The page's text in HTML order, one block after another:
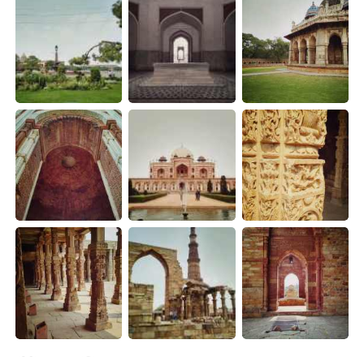
Français
Deutsch 한국어
Русский ไทย
Indonesia Italiano
Türkçe Tiếng Việt
Português